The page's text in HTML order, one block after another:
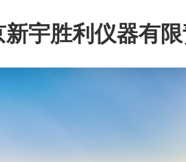
新宇胜利仪器有